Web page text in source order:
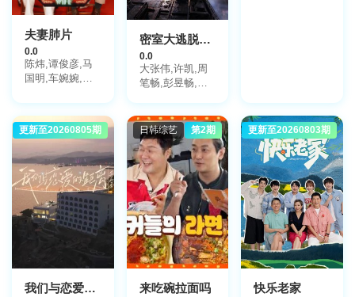
夫妻肺片
0.0
陈炜,谭俊彦,马
国明,车婉婉,雨
玲,梁诺妍,汤盈
盈,森美,吴若希,
陈敏之,曹永廉,
萧正楠,周志康,
周家蔚
密室大逃脱第八季大神版
0.0
大张伟,许凯,周
笔畅,彭昱畅,张
大陆综艺
更新至20260805期
我们与恋爱的距离·奔赴季
日韩综艺 第2期
来吃碗拉面吗
大陆综艺
更新至20260803期
快乐老家